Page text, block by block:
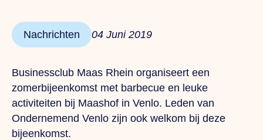
Nachrichten 04 Juni 2019
Businessclub Maas Rhein organiseert een
zomerbijeenkomst met barbecue en leuke
activiteiten bij Maashof in Venlo. Leden van
Ondernemend Venlo zijn ook welkom bij deze
bijeenkomst.